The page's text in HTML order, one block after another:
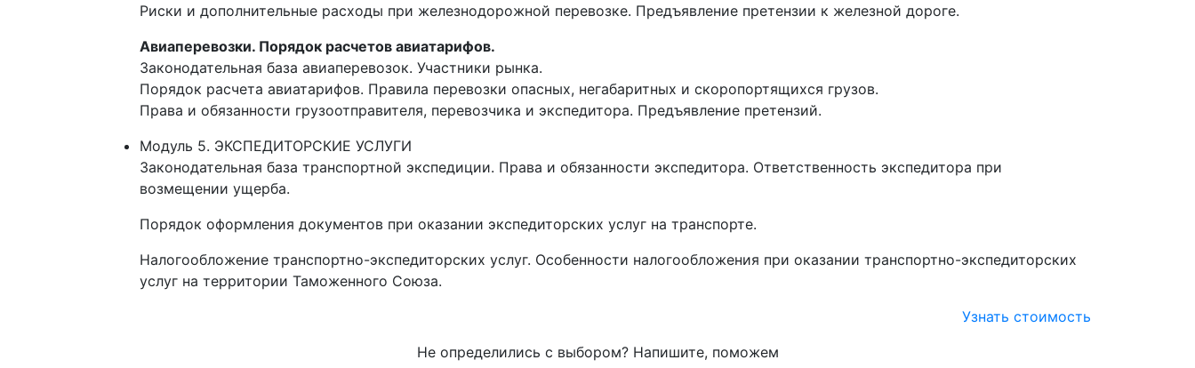
Риски и дополнительные расходы при железнодорожной перевозке. Предъявление претензии к железной дороге.
Авиаперевозки. Порядок расчетов авиатарифов.
Законодательная база авиаперевозок. Участники рынка.
Порядок расчета авиатарифов. Правила перевозки опасных, негабаритных и скоропортящихся грузов.
Права и обязанности грузоотправителя, перевозчика и экспедитора. Предъявление претензий.
Модуль 5. ЭКСПЕДИТОРСКИЕ УСЛУГИ
Законодательная база транспортной экспедиции. Права и обязанности экспедитора. Ответственность экспедитора при
возмещении ущерба.
Порядок оформления документов при оказании экспедиторских услуг на транспорте.
Налогообложение транспортно-экспедиторских услуг. Особенности налогообложения при оказании транспортно-экспедиторских
услуг на территории Таможенного Союза.
Узнать стоимость
Не определились с выбором? Напишите, поможем